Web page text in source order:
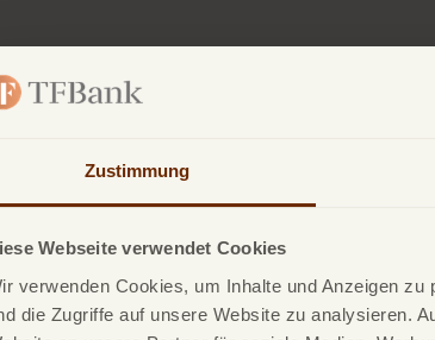
Zustimmung
Webseite verwendet Cookies
verwenden Cookies, um Inhalte und Anzeigen
die Zugriffe auf unsere Website zu analysieren.
nochmal alle Vorteile
Flexibilität
nicht an eine feste Staffelung gebunden, wie